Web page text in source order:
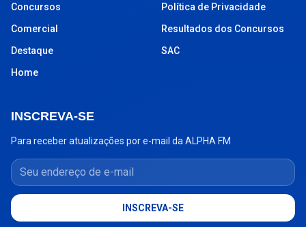
Concursos
Comercial
Destaque
Home
Política de Privacidade
Resultados dos Concursos
SAC
INSCREVA-SE
Para receber atualizações por e-mail da ALPHA FM
Seu endereço de e-mail
INSCREVA-SE